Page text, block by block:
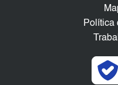
Política